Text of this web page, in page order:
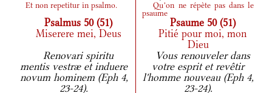
Et non repetitur in psalmo. Qu'on ne répète pas dans le
psaume
Psalmus 50 (51)
Psaume 50 (51)
Miserere mei, Deus
Pitié pour moi, mon
Dieu
Renovari spiritu
mentis vestræ et induere
novum hominem (Eph 4,
23-24).
Vous renouveler dans
votre esprit et revêtir
l'homme nouveau (Eph 4,
23-24).